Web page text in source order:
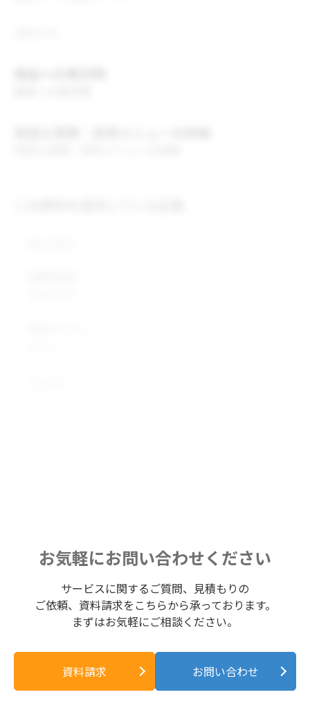
お気軽にお問い合わせください
サービスに関するご質問、見積もりの
ご依頼、資料請求をこちらから承っております。
まずはお気軽にご相談ください。
資料請求 お問い合わせ